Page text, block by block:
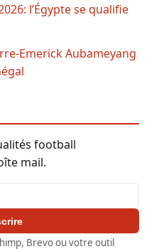
l’Égypte se qualifie
Emerick Aubameyang
football
mail.
Brevo ou votre outil